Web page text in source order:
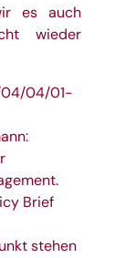
es auch
wieder
04/04/01-
Brief
stehen